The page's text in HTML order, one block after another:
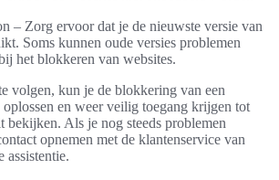
– Zorg ervoor dat je de nieuwste versie van
Soms kunnen oude versies problemen
het blokkeren van websites.
volgen, kun je de blokkering van een
en weer veilig toegang krijgen tot
bekijken. Als je nog steeds problemen
opnemen met de klantenservice van
assistentie.